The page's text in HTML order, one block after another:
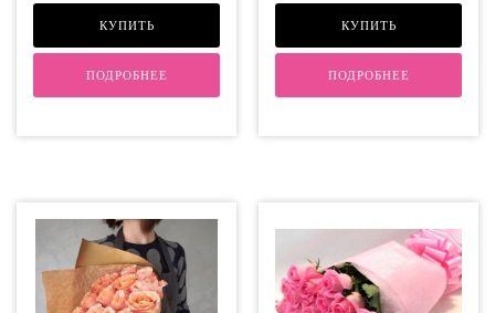
КУПИТЬ
ПОДРОБНЕЕ
КУПИТЬ
ПОДРОБНЕЕ